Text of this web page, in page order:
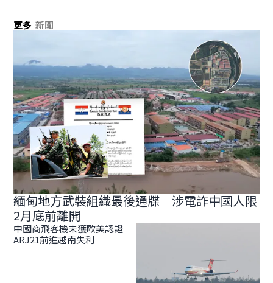
更多 新聞
緬甸地方武裝組織最後通牒 涉電詐中國人限
2月底前離開
中國商飛客機未獲歐美認證
ARJ21前進越南失利